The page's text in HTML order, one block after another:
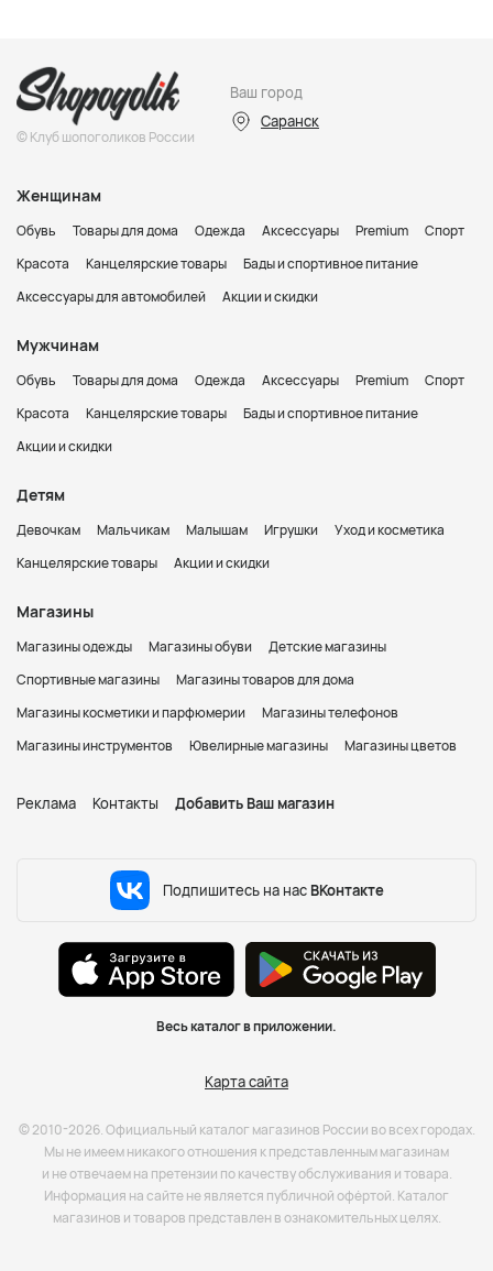
© Клуб шопоголиков России
Ваш город
Саранск
Женщинам
Обувь Товары для дома Одежда Аксессуары Premium
Спорт
Красота
Канцелярские товары
Бады и спортивное питание
Аксессуары для автомобилей
Акции и скидки
Мужчинам
Обувь Товары для дома Одежда Аксессуары Premium
Спорт
Красота
Канцелярские товары
Бады и спортивное питание
Акции и скидки
Детям
Девочкам Мальчикам Малышам Игрушки
Уход и косметика
Канцелярские товары
Акции и скидки
Магазины
Магазины одежды Магазины обуви
Детские магазины
Спортивные магазины
Магазины товаров для дома
Магазины косметики и парфюмерии
Магазины телефонов
Магазины инструментов
Ювелирные магазины Магазины цветов
Реклама Контакты Добавить Ваш магазин
Подпишитесь на нас ВКонтакте
Весь каталог в приложении.
Карта сайта
© 2010-2026. Официальный каталог магазинов России во всех городах.
Мы не имеем никакого отношения к представленным магазинам
и не отвечаем на претензии по качеству обслуживания и товара.
Информация на сайте не является публичной офёртой. Каталог
магазинов и товаров представлен в ознакомительных целях.